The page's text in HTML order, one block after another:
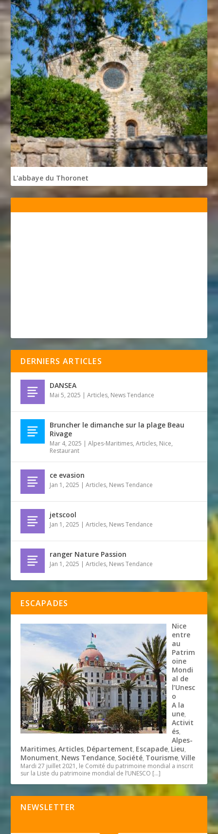
L'abbaye du Thoronet
DERNIERS ARTICLES
DANSEA
Mai 5, 2025 |Articles, News Tendance
Bruncher le dimanche sur la plage Beau
Rivage
Mar 4, 2025 |Alpes-Maritimes,Articles, Nice,
Restaurant
ce evasion
Jan 1, 2025 |Articles, News Tendance
jetscool
Jan 1, 2025 |Articles, News Tendance
ranger Nature Passion
Jan 1, 2025 |Articles, News Tendance
ESCAPADES
Nice
entre
au
Patrim
oine
Mondi
al de
l’Unesc
o
A la
une,
Activit
és,
Alpes-
Maritimes,Articles, Département, Escapade, Lieu,
Monument, News Tendance, Société, Tourisme,Ville
Mardi 27 juillet 2021, le Comité du patrimoine mondial a inscrit
sur la Liste du patrimoine mondial de l’UNESCO […]
NEWSLETTER